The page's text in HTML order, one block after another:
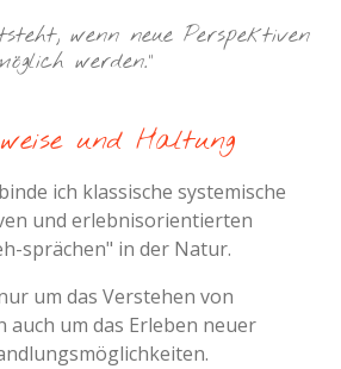
wenn neue Perspektiven
werden.“
und Haltung
ich klassische systemische
und erlebnisorientierten
sprächen" in der Natur.
um das Verstehen von
auch um das Erleben neuer